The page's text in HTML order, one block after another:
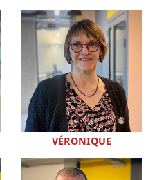
VÉRONIQUE